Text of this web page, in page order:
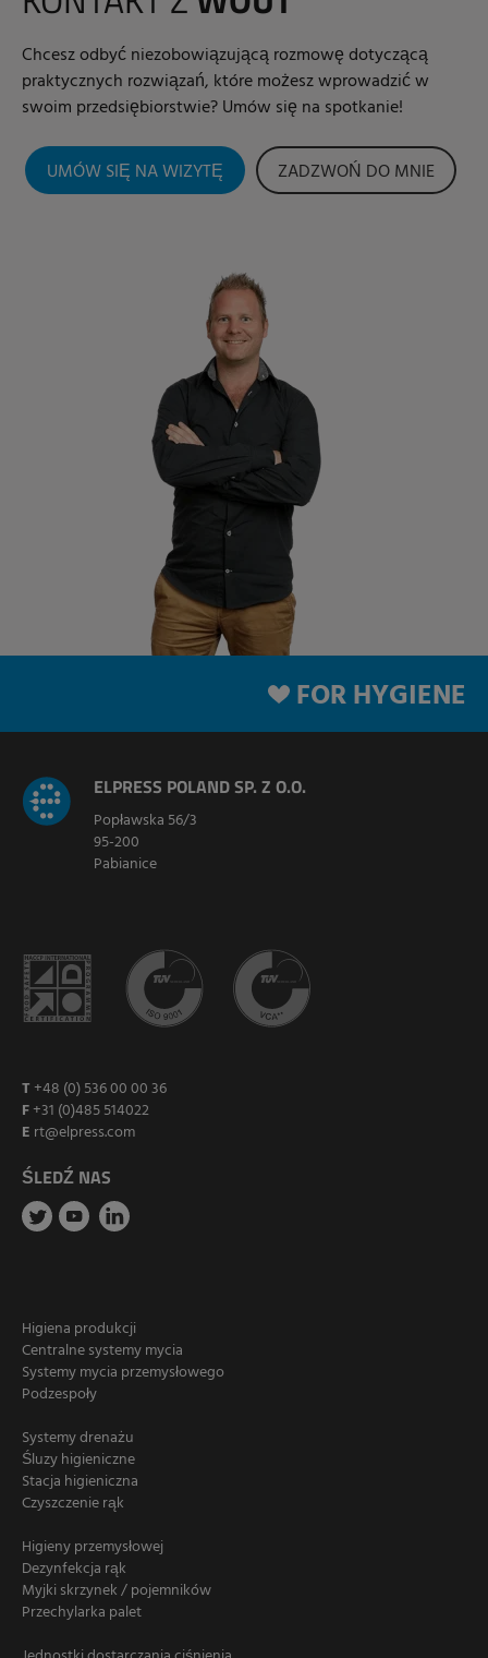
Chcesz odbyć niezobowiązującą rozmowę dotyczącą
praktycznych rozwiązań, które możesz wprowadzić w
swoim przedsiębiorstwie? Umów się na spotkanie!
UMÓW SIĘ NA WIZYTĘ ZADZWOŃ DO MNIE
FOR HYGIENE
ELPRESS POLAND SP. Z O.O.
Popławska 56/3
95-200
Pabianice
T +48 (0) 536 00 00 36
F+31 (0)485 514022
E rt@elpress.com
ŚLEDŹ NAS
Higiena produkcji
Centralne systemy mycia
Systemy mycia przemysłowego
Podzespoły
Systemy drenażu
Śluzy higieniczne
Stacja higieniczna
Czyszczenie rąk
Higieny przemysłowej
Dezynfekcja rąk
Myjki skrzynek / pojemników
Przechylarka palet